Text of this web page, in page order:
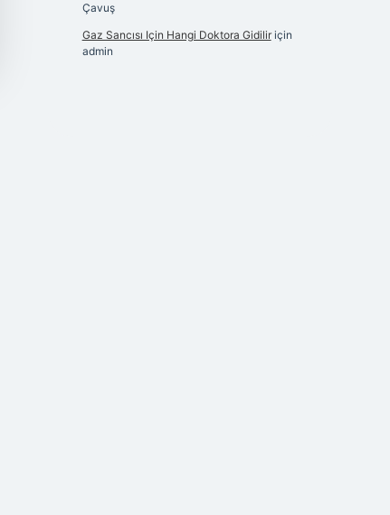
Çavuş
Gaz Sancısı Için Hangi Doktora Gidiliriçin
admin